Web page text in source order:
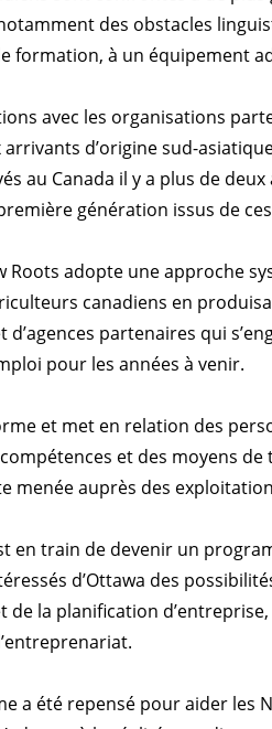
des obstacles
formation, à un équipement
avec les organisations
arrivants d’origine sud-
au Canada il y a plus de
génération issus de
Roots adopte une approche
canadiens en
d’agences partenaires qui
pour les années à venir.
et met en relation des
et des moyens
menée auprès des
en train de devenir un
d’Ottawa des
de la planification
a été repensé pour aider les